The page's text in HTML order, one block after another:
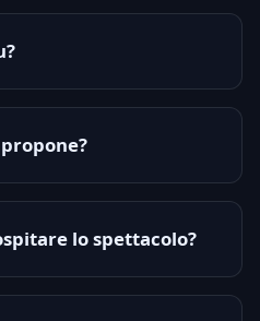
lo spettacolo?